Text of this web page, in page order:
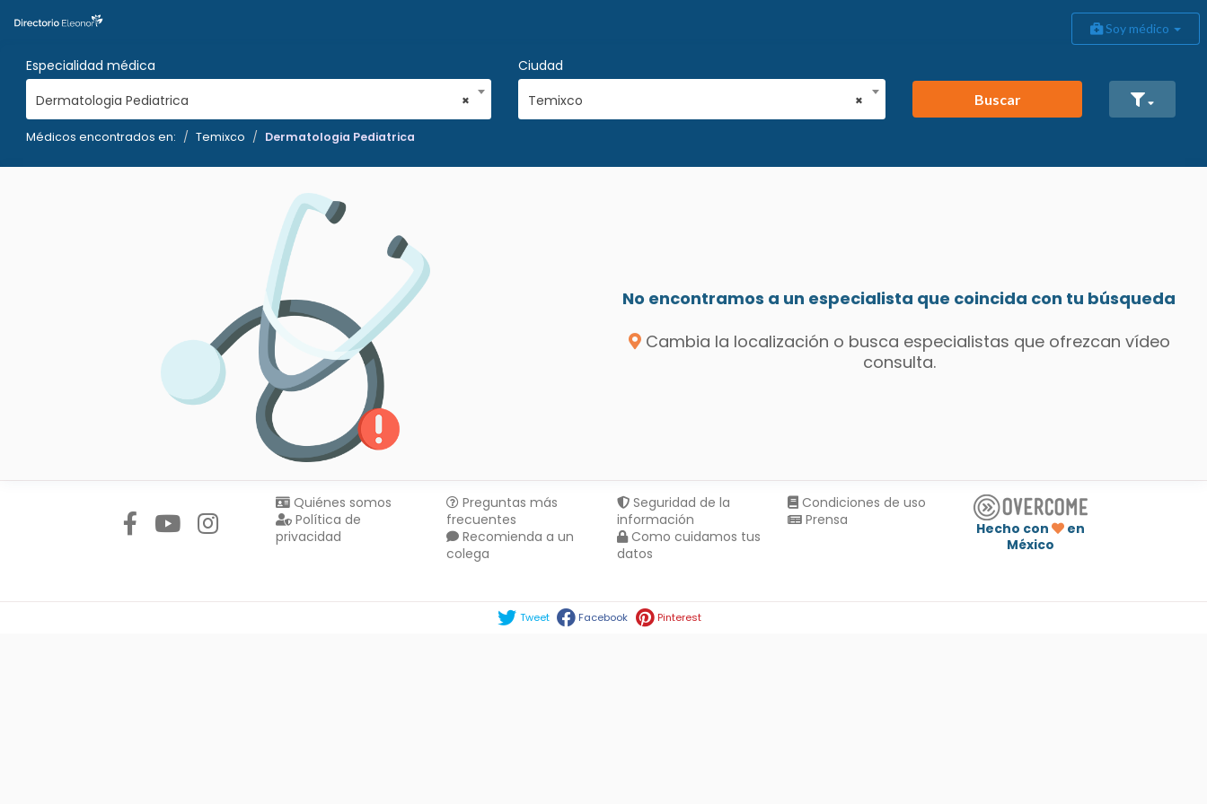
Soy médico
Especialidad médica
×
Dermatologia Pediatrica
Ciudad
×
Temixco Buscar
Médicos encontrados en: Temixco Dermatologia Pediatrica
No encontramos a un especialista que coincida con tu búsqueda
Cambia la localización o busca especialistas que ofrezcan vídeo
consulta.
Quiénes somos
Política de
privacidad
Preguntas más
frecuentes
Recomienda a un
colega
Seguridad de la
información
Como cuidamos tus
datos
Condiciones de uso
Prensa
Hecho con
en
México
Tweet Facebook Pinterest